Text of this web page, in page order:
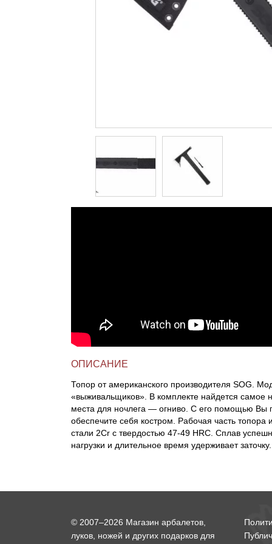
ОПИСАНИЕ
Топор от американского производителя SOG.
«выживальщиков». В комплекте найдется самое
места для ночлега — огниво. С его помощью Вы
обеспечите себя костром. Рабочая часть
стали 2Cr с твердостью 47-49 HRC. Сплав
нагрузки и длительное время удерживает заточку.
© 2007–2026 Магазин арбалетов,
луков, ножей и других подарков для